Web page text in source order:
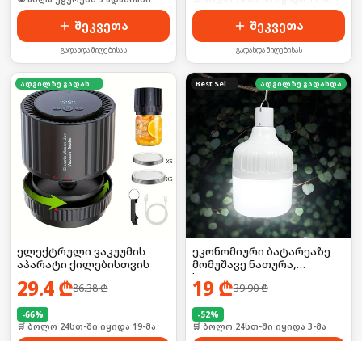
შეკვეთა
გადახდა მიღებისას
შეკვეთა
გადახდა მიღებისას
ადგილზე გადახდა
ელექტრული ვაკუუმის
აპარატი ქილებისთვის
29.4₾86.38₾
-66%
🛒 ბოლო 24სთ-ში იყიდა 19-მა
Best Seller ადგილზე გადახდა
ეკონომიური ბატარეაზე
მომუშავე ნათურა,
საკიდით
19 ₾39.90₾
-52%
🛒 ბოლო 24სთ-ში იყიდა 3-მა